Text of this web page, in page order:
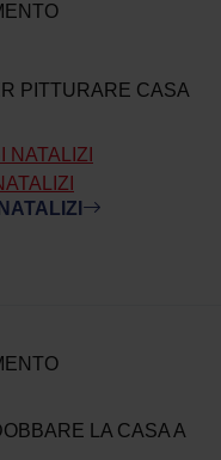
PITTURARE CASA
LA CASA A